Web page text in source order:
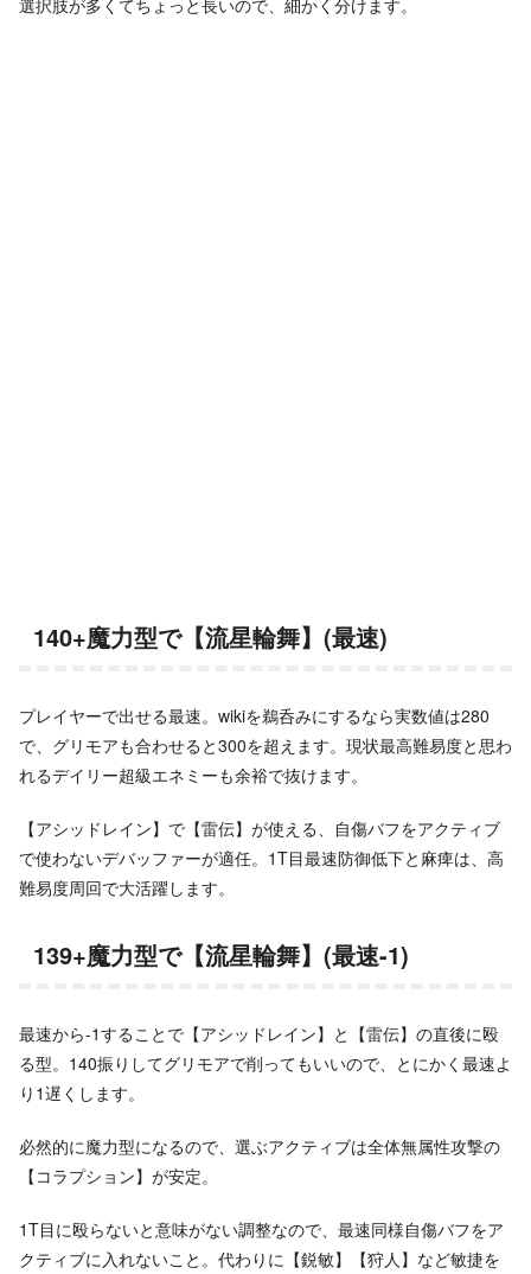
140+魔力型で【流星輪舞】(最速)
プレイヤーで出せる最速。wikiを鵜呑みにするなら実数値は280
で、グリモアも合わせると300を超えます。現状最高難易度と思わ
れるデイリー超級エネミーも余裕で抜けます。
【アシッドレイン】で【雷伝】が使える、自傷バフをアクティブ
で使わないデバッファーが適任。1T目最速防御低下と麻痺は、高
難易度周回で大活躍します。
139+魔力型で【流星輪舞】(最速-1)
最速から-1することで【アシッドレイン】と【雷伝】の直後に殴
る型。140振りしてグリモアで削ってもいいので、とにかく最速よ
り1遅くします。
必然的に魔力型になるので、選ぶアクティブは全体無属性攻撃の
【コラプション】が安定。
1T目に殴らないと意味がない調整なので、最速同様自傷バフをア
クティブに入れないこと。代わりに【鋭敏】【狩人】など敏捷を